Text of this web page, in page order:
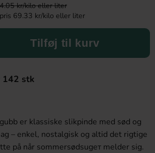
kr/kilo eller liter
69.33 kr/kilo eller liter
Tilføj til kurv
142 stk
er klassiske slikpinde med sød og
– enkel, nostalgisk og altid det rigtige
på når sommersødsugет melder sig.